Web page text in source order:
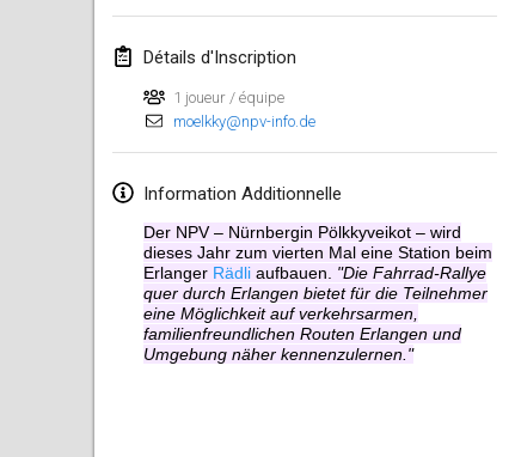
Détails d'Inscription
1 joueur / équipe
moelkky@npv-info.de
Information Additionnelle
Der NPV – Nürnbergin Pölkkyveikot – wird
dieses Jahr zum vierten Mal eine Station beim
Erlanger Rädli aufbauen. "Die Fahrrad-Rallye
quer durch Erlangen bietet für die Teilnehmer
eine Möglichkeit auf verkehrsarmen,
familienfreundlichen Routen Erlangen und
Umgebung näher kennenzulernen."
2 févr. 2019| Finlande
Lumi Mölkky
9 févr. 2019|Finlande
9 févr. 2019|France
OTH
16 févr. 2019|Finlande